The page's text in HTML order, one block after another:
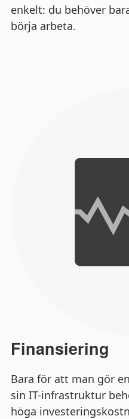
enkelt: du behöver
börja arbeta.
Finansiering
Bara för att man gör
sin IT-infrastruktur
höga